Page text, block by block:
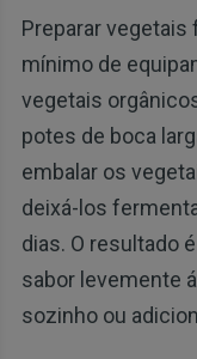
Preparar
mínimo de
vegetais
potes de boca
embalar os
deixá-los
dias. O resultado
sabor levemente
sozinho ou